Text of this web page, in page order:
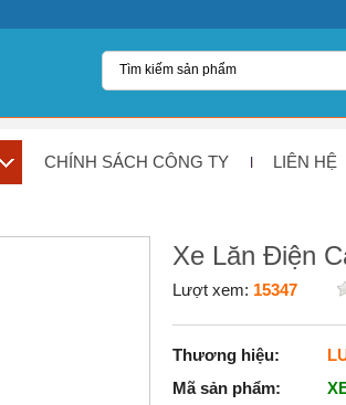
CHÍNH SÁCH CÔNG TY LIÊN HỆ
Xe Lăn Điện
Lượt xem: 15347
Thương hiệu:
Mã sản phẩm: